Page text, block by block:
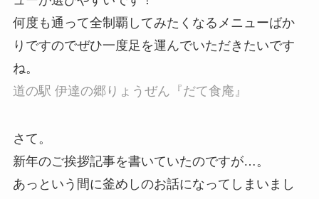
何度も通って全制覇してみたくなるメニューばか
りですのでぜひ一度足を運んでいただきたいです
ね。
道の駅 伊達の郷りょうぜん『だて食庵』
さて。
新年のご挨拶記事を書いていたのですが…。
あっという間に釜めしのお話になってしまいまし